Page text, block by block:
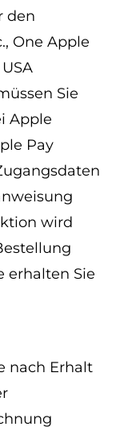
den
One Apple
Sie
Apple
Pay
wird
erhalten Sie
nach Erhalt